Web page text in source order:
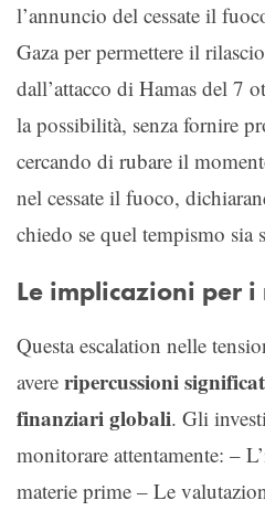
l’annuncio del cessate il
Gaza per permettere il
dall’attacco di Hamas del 7
la possibilità, senza fornire
cercando di rubare il
nel cessate il fuoco,
chiedo se quel tempismo sia
Le implicazioni per i
Questa escalation nelle
avere ripercussioni
finanziari globali. Gli
monitorare attentamente: –
materie prime – Le